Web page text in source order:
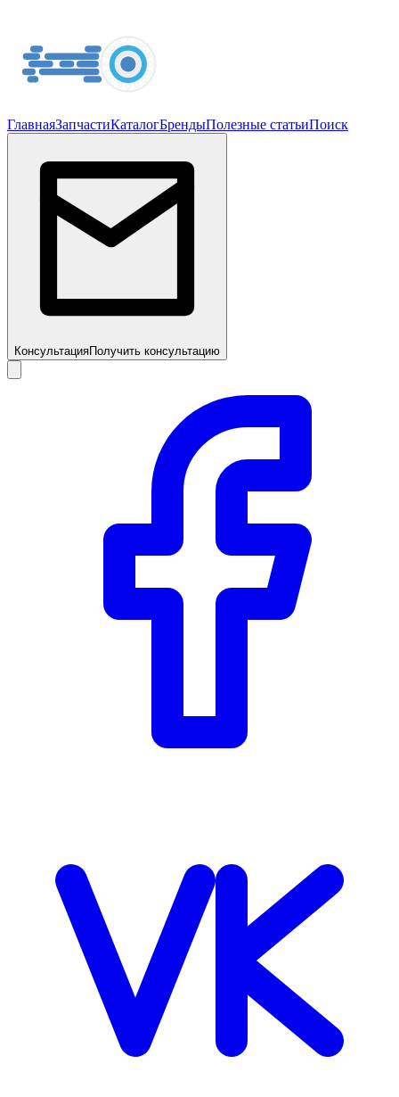
ГлавнаяЗапчастиКаталогБрендыПолезные статьиПоиск
КонсультацияПолучить консультацию